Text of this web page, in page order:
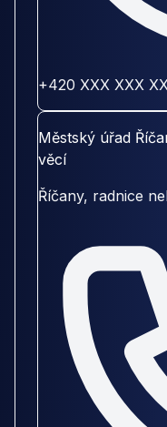
+420 XXX XXX
Městský úřad
věcí
Říčany, radnice